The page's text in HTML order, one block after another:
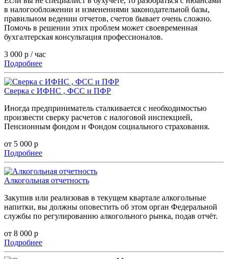
в налогообложении и изменениями законодательной базы,
правильном ведении отчетов, счетов бывает очень сложно.
Помочь в решении этих проблем может своевременная
бухгалтерская консультация профессионалов.
3 000 р / час
Подробнее
Сверка с ИФНС , ФСС и ПФР
Иногда предприниматель сталкивается с необходимостью
произвести сверку расчетов с налоговой инспекцией,
Пенсионным фондом и Фондом социального страхования.
от 5 000 р
Подробнее
Алкогольная отчетность
Закупив или реализовав в текущем квартале алкогольные
напитки, вы должны оповестить об этом орган Федеральной
службы по регулированию алкогольного рынка, подав отчёт.
от 8 000 р
Подробнее